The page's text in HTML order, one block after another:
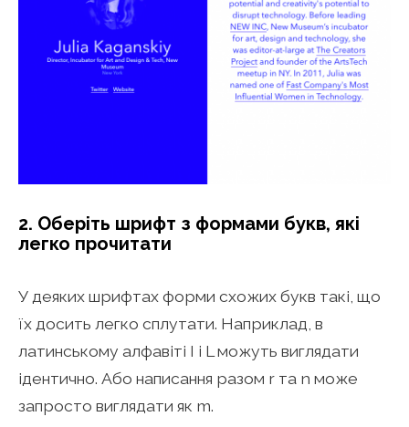
2. Оберіть шрифт з формами букв, які
легко прочитати
У деяких шрифтах форми схожих букв такі, що
їх досить легко сплутати. Наприклад, в
латинському алфавіті I і L можуть виглядати
ідентично. Або написання разом r та n може
запросто виглядати як m.